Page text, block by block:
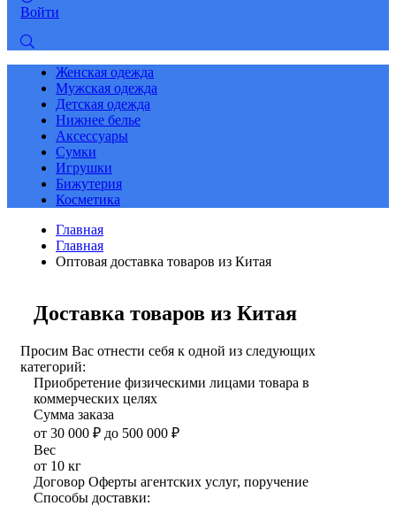
Войти
Женская одежда
Мужская одежда
Детская одежда
Нижнее белье
Аксессуары
Сумки
Игрушки
Бижутерия
Косметика
Главная
Главная
Оптовая доставка товаров из Китая
Доставка товаров из Китая
Просим Вас отнести себя к одной из следующих
категорий:
Приобретение физическими лицами товара в
коммерческих целях
Сумма заказа
от 30 000 ₽ до 500 000 ₽
Вес
от 10 кг
Договор Оферты агентских услуг, поручение
Способы доставки: